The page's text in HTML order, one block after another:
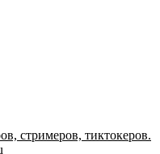
стримеров, тиктокеров.